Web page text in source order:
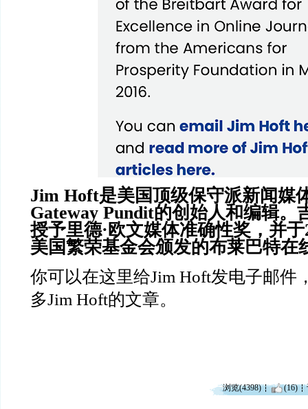
Jim Hoft是美国顶级保守派新闻媒
Gateway Pundit的创始人和编辑。
授予里德· 欧文媒体准确性奖，并于
美国繁荣基金会颁发的布莱巴特在
你可以在这里给Jim Hoft发电子邮件
多Jim Hoft的文章。
浏览(4398) (16)